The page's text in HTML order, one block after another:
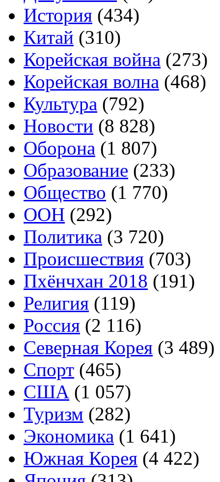
История (434)
Китай (310)
Корейская война (273)
Корейская волна (468)
Культура (792)
Новости (8 828)
Оборона (1 807)
Образование (233)
Общество (1 770)
ООН (292)
Политика (3 720)
Происшествия (703)
Пхёнчхан 2018 (191)
Религия (119)
Россия (2 116)
Северная Корея (3 489)
Спорт (465)
США (1 057)
Туризм (282)
Экономика (1 641)
Южная Корея (4 422)